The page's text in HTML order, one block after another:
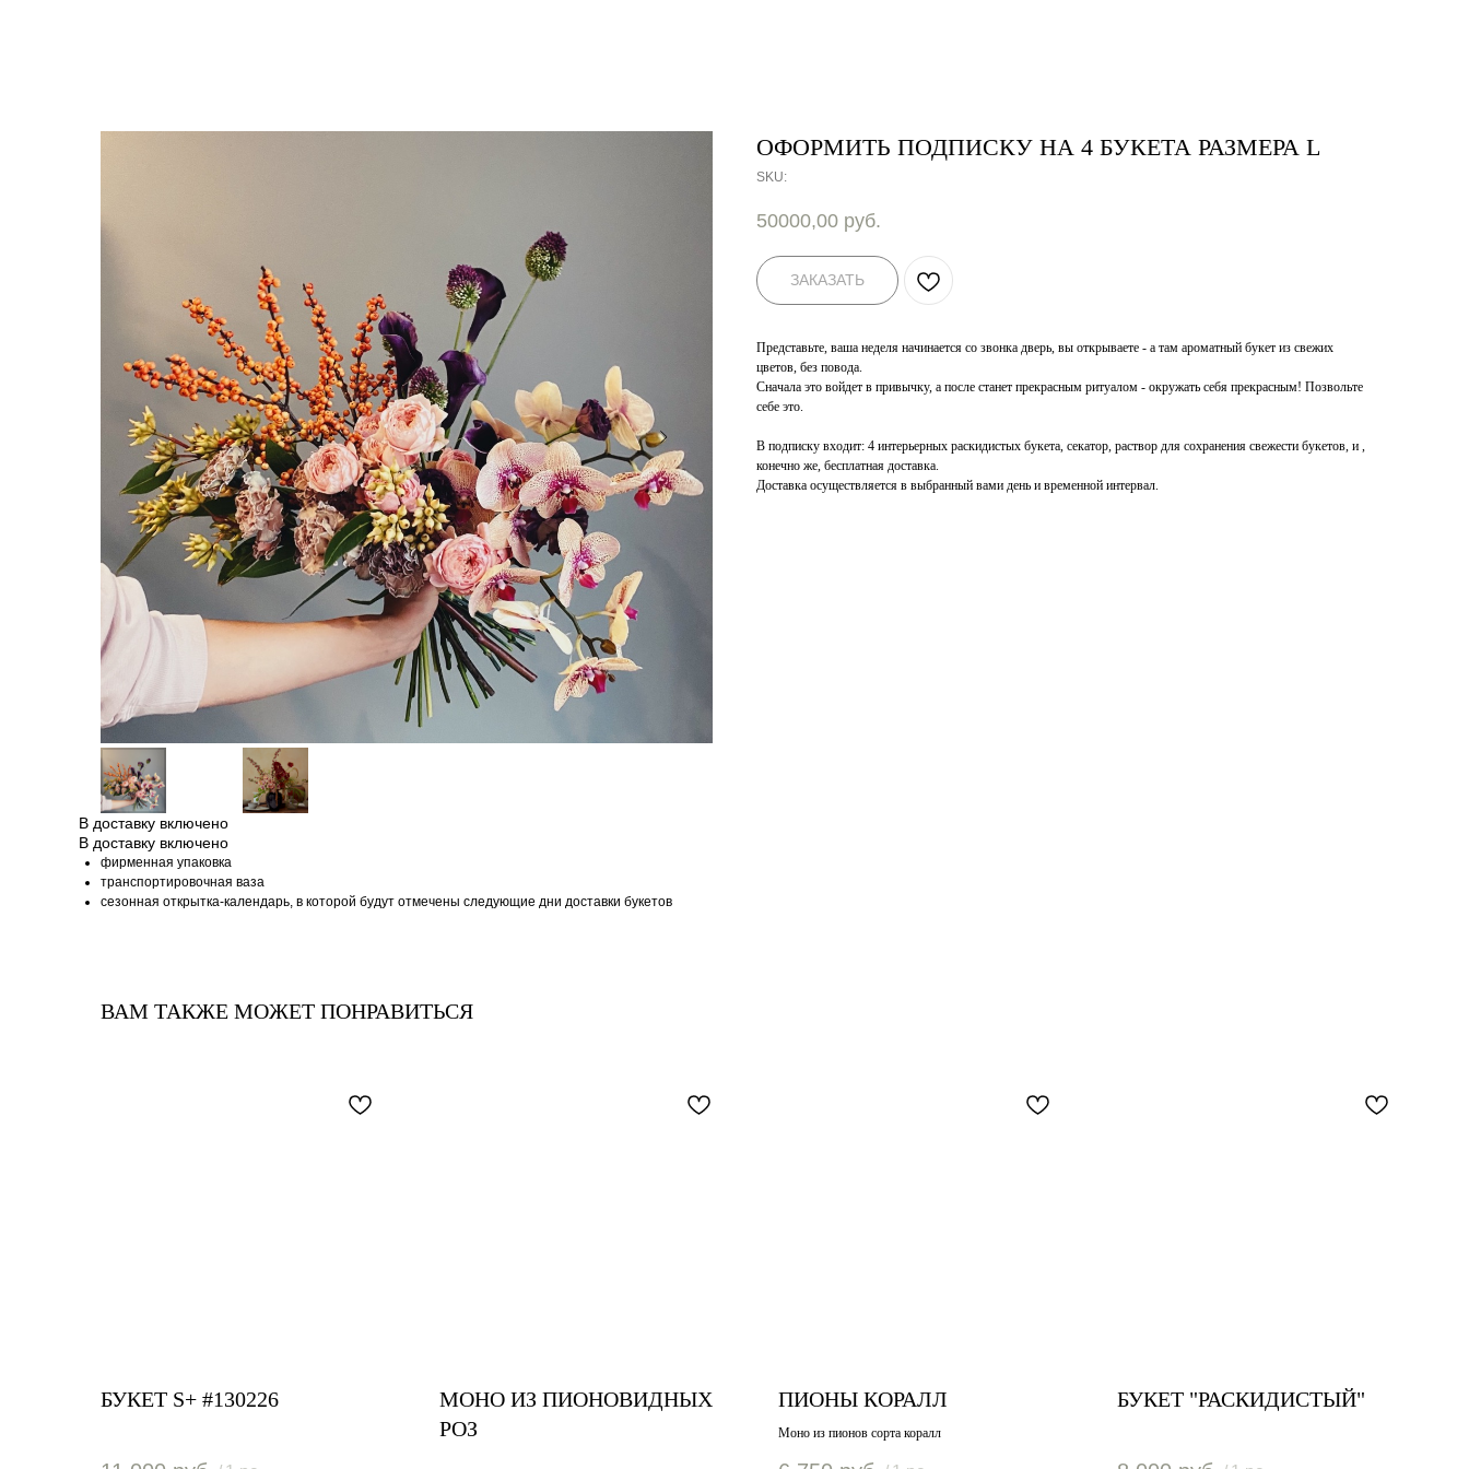
ОФОРМИТЬ ПОДПИСКУ НА 4 БУКЕТА РАЗМЕРА L
SKU:
50000,00 руб.
ЗАКАЗАТЬ
Представьте, ваша неделя начинается со звонка дверь, вы открываете - а там ароматный букет из свежих
цветов, без повода.
Сначала это войдет в привычку, а после станет прекрасным ритуалом - окружать себя прекрасным! Позвольте
себе это.
В подписку входит: 4 интерьерных раскидистых букета, секатор, раствор для сохранения свежести букетов, и ,
конечно же, бесплатная доставка.
Доставка осуществляется в выбранный вами день и временной интервал.
В доставку включено
В доставку включено
фирменная упаковка
транспортировочная ваза
сезонная открытка-календарь, в которой будут отмечены следующие дни доставки букетов
ВАМ ТАКЖЕ МОЖЕТ ПОНРАВИТЬСЯ
БУКЕТ S+ #130226
МОНО ИЗ ПИОНОВИДНЫХ
РОЗ
ПИОНЫ КОРАЛЛ
Моно из пионов сорта коралл
БУКЕТ "РАСКИДИСТЫЙ"